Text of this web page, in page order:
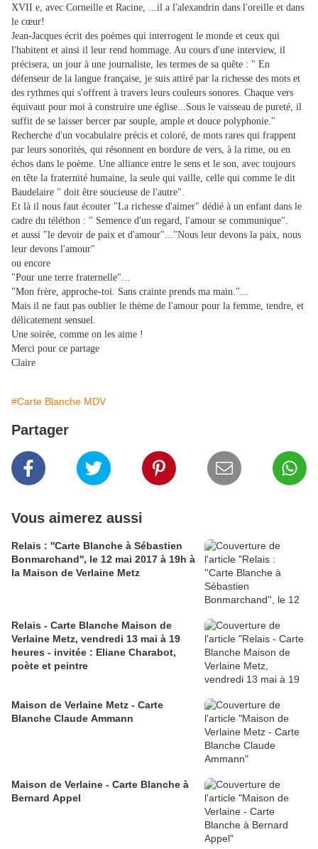
XVII e, avec Corneille et Racine, ...il a l'alexandrin dans l'oreille et dans
le cœur!
Jean-Jacques écrit des poèmes qui interrogent le monde et ceux qui
l'habitent et ainsi il leur rend hommage. Au cours d'une interview, il
précisera, un jour à une journaliste, les termes de sa quête : " En
défenseur de la langue française, je suis attiré par la richesse des mots et
des rythmes qui s'offrent à travers leurs couleurs sonores. Chaque vers
équivaut pour moi à construire une église...Sous le vaisseau de pureté, il
suffit de se laisser bercer par souple, ample et douce polyphonie."
Recherche d'un vocabulaire précis et coloré, de mots rares qui frappent
par leurs sonorités, qui résonnent en bordure de vers, à la rime, ou en
échos dans le poème. Une alliance entre le sens et le son, avec toujours
en tête la fraternité humaine, la seule qui vaille, celle qui comme le dit
Baudelaire " doit être soucieuse de l'autre".
Et là il nous faut écouter "La richesse d'aimer" dédié à un enfant dans le
cadre du téléthon : " Semence d'un regard, l'amour se communique".
et aussi "le devoir de paix et d'amour"..."Nous leur devons la paix, nous
leur devons l'amour"
ou encore
"Pour une terre fraternelle"...
"Mon frère, approche-toi. Sans crainte prends ma main."...
Mais il ne faut pas oublier le thème de l'amour pour la femme, tendre, et
délicatement sensuel.
Une soirée, comme on les aime !
Merci pour ce partage
Claire
#Carte Blanche MDV
Partager
Vous aimerez aussi
Relais : ''Carte Blanche à Sébastien
Bonmarchand'', le 12 mai 2017 à 19h à
la Maison de Verlaine Metz
Relais - Carte Blanche Maison de
Verlaine Metz, vendredi 13 mai à 19
heures - invitée : Eliane Charabot,
poète et peintre
Maison de Verlaine Metz - Carte
Blanche Claude Ammann
Maison de Verlaine - Carte Blanche à
Bernard Appel